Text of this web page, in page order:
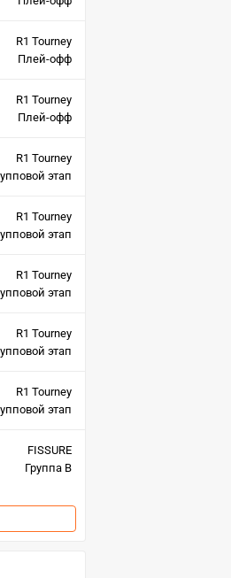
R1 Tourney
Плей-офф
R1 Tourney
Плей-офф
R1 Tourney
этап
R1 Tourney
этап
R1 Tourney
этап
R1 Tourney
этап
R1 Tourney
этап
FISSURE
Группа B